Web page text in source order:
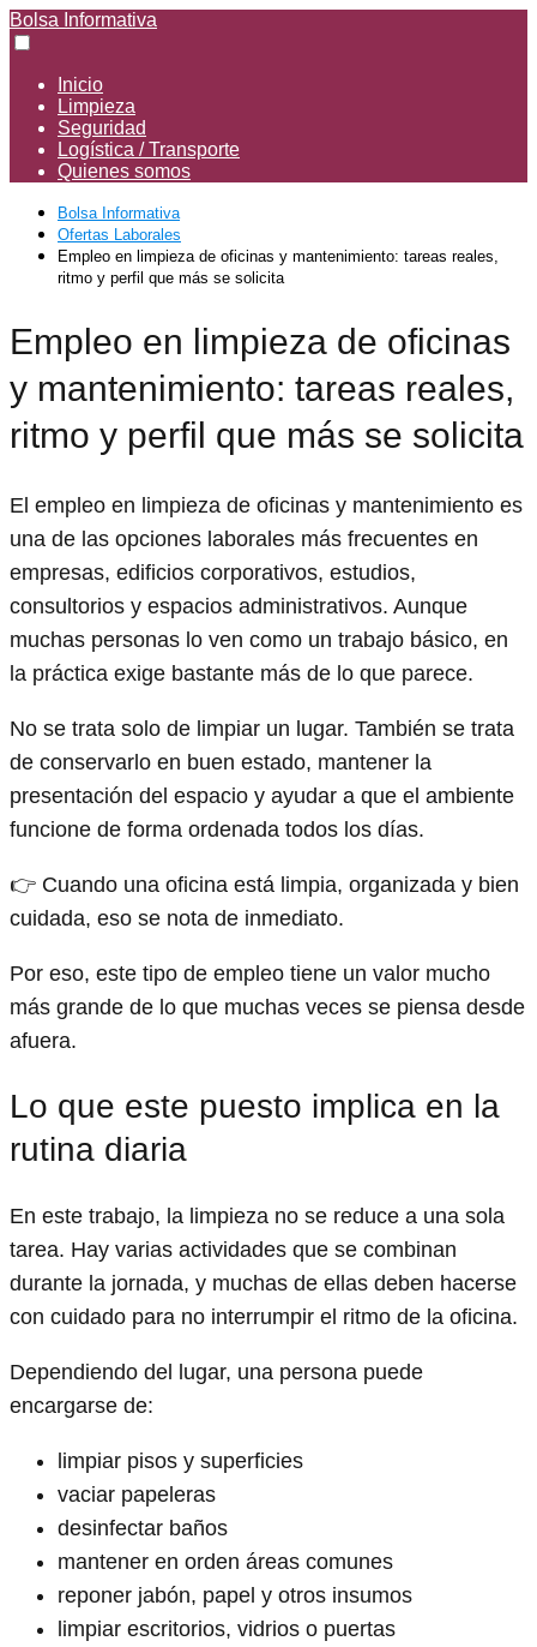
Bolsa Informativa
Inicio
Limpieza
Seguridad
Logística / Transporte
Quienes somos
Bolsa Informativa
Ofertas Laborales
Empleo en limpieza de oficinas y mantenimiento: tareas reales,
ritmo y perfil que más se solicita
Empleo en limpieza de oficinas
y mantenimiento: tareas reales,
ritmo y perfil que más se solicita
El empleo en limpieza de oficinas y mantenimiento es
una de las opciones laborales más frecuentes en
empresas, edificios corporativos, estudios,
consultorios y espacios administrativos. Aunque
muchas personas lo ven como un trabajo básico, en
la práctica exige bastante más de lo que parece.
No se trata solo de limpiar un lugar. También se trata
de conservarlo en buen estado, mantener la
presentación del espacio y ayudar a que el ambiente
funcione de forma ordenada todos los días.
👉 Cuando una oficina está limpia, organizada y bien
cuidada, eso se nota de inmediato.
Por eso, este tipo de empleo tiene un valor mucho
más grande de lo que muchas veces se piensa desde
afuera.
Lo que este puesto implica en la
rutina diaria
En este trabajo, la limpieza no se reduce a una sola
tarea. Hay varias actividades que se combinan
durante la jornada, y muchas de ellas deben hacerse
con cuidado para no interrumpir el ritmo de la oficina.
Dependiendo del lugar, una persona puede
encargarse de:
limpiar pisos y superficies
vaciar papeleras
desinfectar baños
mantener en orden áreas comunes
reponer jabón, papel y otros insumos
limpiar escritorios, vidrios o puertas